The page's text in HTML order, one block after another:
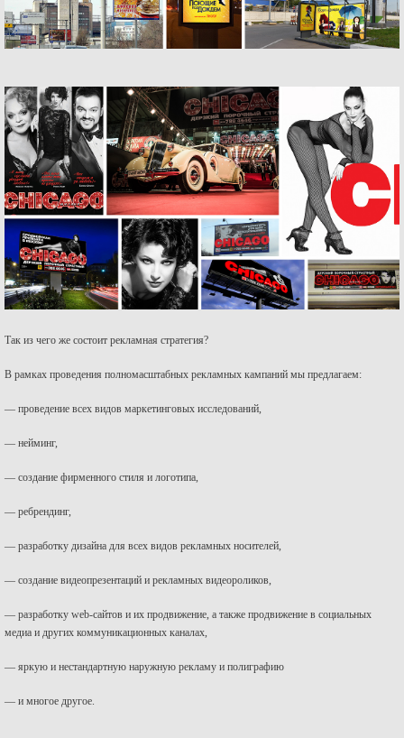
Так из чего же состоит рекламная стратегия?
В рамках проведения полномасштабных рекламных кампаний мы предлагаем:
— проведение всех видов маркетинговых исследований,
— нейминг,
— создание фирменного стиля и логотипа,
— ребрендинг,
— разработку дизайна для всех видов рекламных носителей,
— создание видеопрезентаций и рекламных видеороликов,
— разработку web-сайтов и их продвижение, а также продвижение в социальных
медиа и других коммуникационных каналах,
— яркую и нестандартную наружную рекламу и полиграфию
— и многое другое.